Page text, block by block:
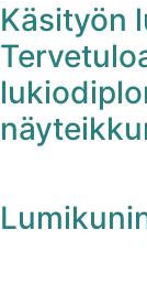
Käsityön